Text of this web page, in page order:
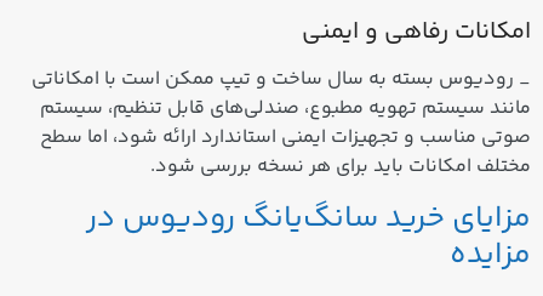
امکانات رفاهی و ایمنی
_ رودیوس بسته به سال ساخت و تیپ ممکن است با امکاناتی
مانند سیستم تهویه مطبوع، صندلی‌های قابل تنظیم، سیستم
صوتی مناسب و تجهیزات ایمنی استاندارد ارائه شود، اما سطح
مختلف امکانات باید برای هر نسخه بررسی شود.
مزایای خرید سانگ‌یانگ رودیوس در
مزایده